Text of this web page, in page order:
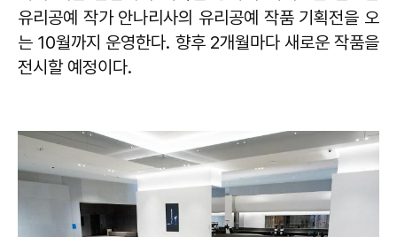
유리공예 작가 안나리사의 유리공예 작품 기획전을 오
는 10월까지 운영한다. 향후 2개월마다 새로운 작품을
전시할 예정이다.